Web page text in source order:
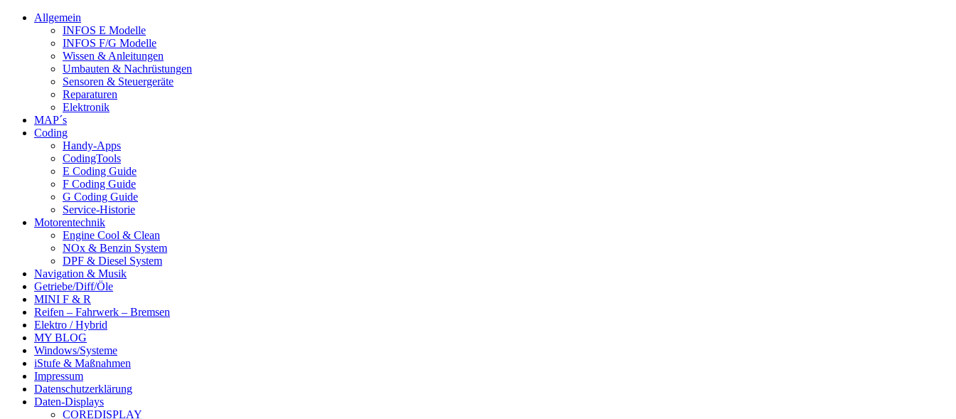
Allgemein
INFOS E Modelle
INFOS F/G Modelle
Wissen & Anleitungen
Umbauten & Nachrüstungen
Sensoren & Steuergeräte
Reparaturen
Elektronik
MAP´s
Coding
Handy-Apps
CodingTools
E Coding Guide
F Coding Guide
G Coding Guide
Service-Historie
Motorentechnik
Engine Cool & Clean
NOx & Benzin System
DPF & Diesel System
Navigation & Musik
Getriebe/Diff/Öle
MINI F & R
Reifen – Fahrwerk – Bremsen
Elektro / Hybrid
MY BLOG
Windows/Systeme
iStufe & Maßnahmen
Impressum
Datenschutzerklärung
Daten-Displays
COREDISPLAY